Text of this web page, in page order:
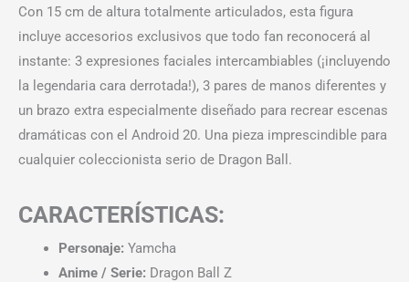
Con 15 cm de altura totalmente articulados, esta figura
incluye accesorios exclusivos que todo fan reconocerá al
instante: 3 expresiones faciales intercambiables (¡incluyendo
la legendaria cara derrotada!), 3 pares de manos diferentes y
un brazo extra especialmente diseñado para recrear escenas
dramáticas con el Android 20. Una pieza imprescindible para
cualquier coleccionista serio de Dragon Ball.
CARACTERÍSTICAS:
Personaje: Yamcha
Anime / Serie: Dragon Ball Z